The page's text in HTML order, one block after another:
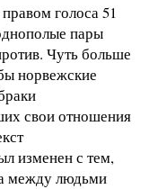
голоса 51
пары
Чуть больше
норвежские
свои отношения
изменен с тем,
между людьми